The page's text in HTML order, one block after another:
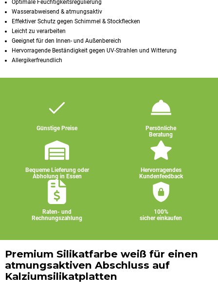
Optimale Feuchtigkeitsregulierung
Wasserabweisend & atmungsaktiv
Effektiver Schutz gegen Schimmel & Stockflecken
Leicht zu verarbeiten
Geeignet für den Innen- und Außenbereich
Hervorragende Beständigkeit gegen UV-Strahlen und Witterung
Allergikerfreundlich
Günstige Preise
Persönliche
Beratung
Bequeme Lieferung oder
Abholung in Essen
Hervorragendes
Kundenfeedback
Raten- und
Rechnungszahlung
100%
sicher einkaufen
Premium Silikatfarbe weiß für einen
atmungsaktiven Abschluss auf
Kalziumsilikatplatten